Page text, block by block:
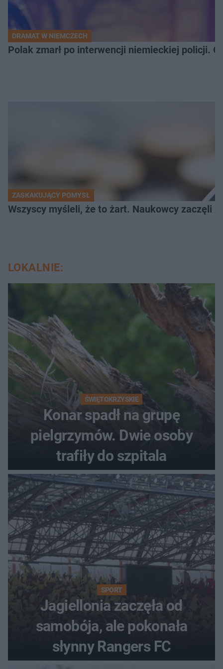
DRAMAT W NIEMCZECH
Polak zmarł po interwencji niemieckiej policji.
ZASKAKUJĄCY POMYSŁ
Wszyscy myśleli, że to żart. Naukowcy zaczęli
LOKALNIE:
ŚWIĘTOKRZYSKIE
Konar spadł na grupę
pielgrzymów. Dwie osoby
trafiły do szpitala
SPORT
Jagiellonia zaczęła od
samobója, ale pokonała
słynny Rangers FC